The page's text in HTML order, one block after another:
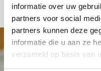
informatie over uw
partners voor social
partners kunnen deze
informatie die u aan ze
verzameld op basis van